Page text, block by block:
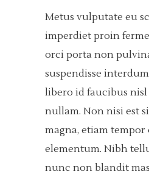
Metus vulputate eu
imperdiet proin
orci porta non
suspendisse
libero id faucibus
nullam. Non nisi est
magna, etiam
elementum. Nibh
nunc non blandit